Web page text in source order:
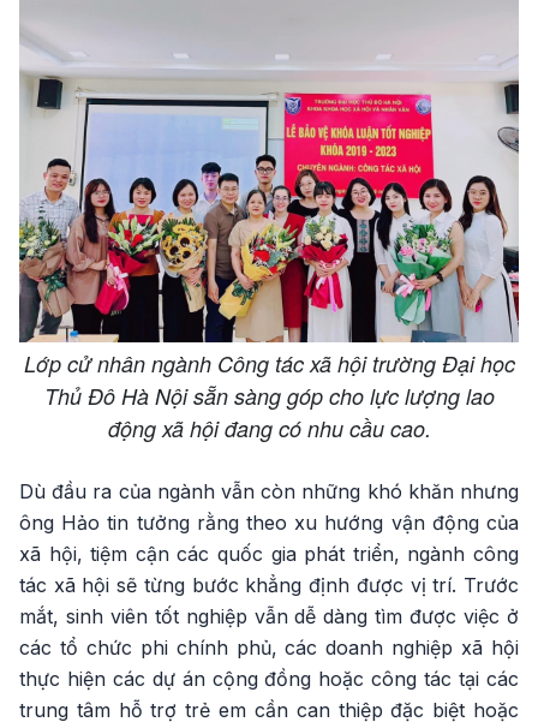
Lớp cử nhân ngành Công tác xã hội trường Đại học
Thủ Đô Hà Nội sẵn sàng góp cho lực lượng lao
động xã hội đang có nhu cầu cao.
Dù đầu ra của ngành vẫn còn những khó khăn nhưng
ông Hảo tin tưởng rằng theo xu hướng vận động của
xã hội, tiệm cận các quốc gia phát triển, ngành công
tác xã hội sẽ từng bước khẳng định được vị trí. Trước
mắt, sinh viên tốt nghiệp vẫn dễ dàng tìm được việc ở
các tổ chức phi chính phủ, các doanh nghiệp xã hội
thực hiện các dự án cộng đồng hoặc công tác tại các
trung tâm hỗ trợ trẻ em cần can thiệp đặc biệt hoặc